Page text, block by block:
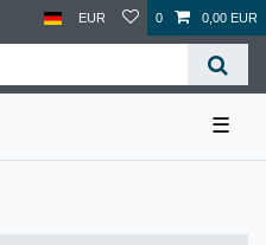
EUR 0 0,00 EUR
☰